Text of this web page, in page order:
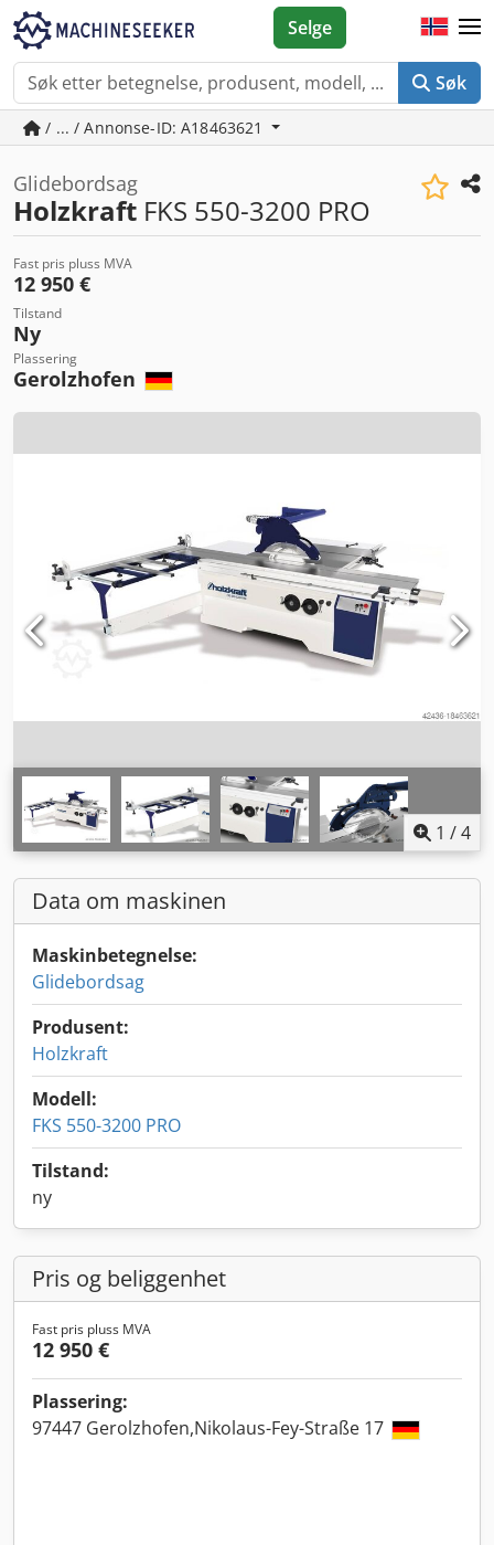
Søk
Selge
/ ... / Annonse-ID: A18463621
Glidebordsag
Holzkraft FKS 550-3200 PRO
Fast pris pluss MVA
12 950 €
Tilstand
Ny
Plassering
Gerolzhofen
1 /4
Data om maskinen
Maskinbetegnelse:
Glidebordsag
Produsent:
Holzkraft
Modell:
FKS 550-3200 PRO
Tilstand:
ny
Pris og beliggenhet
Fast pris pluss MVA
12 950 €
Plassering:
97447 Gerolzhofen,Nikolaus-Fey-Straße 17